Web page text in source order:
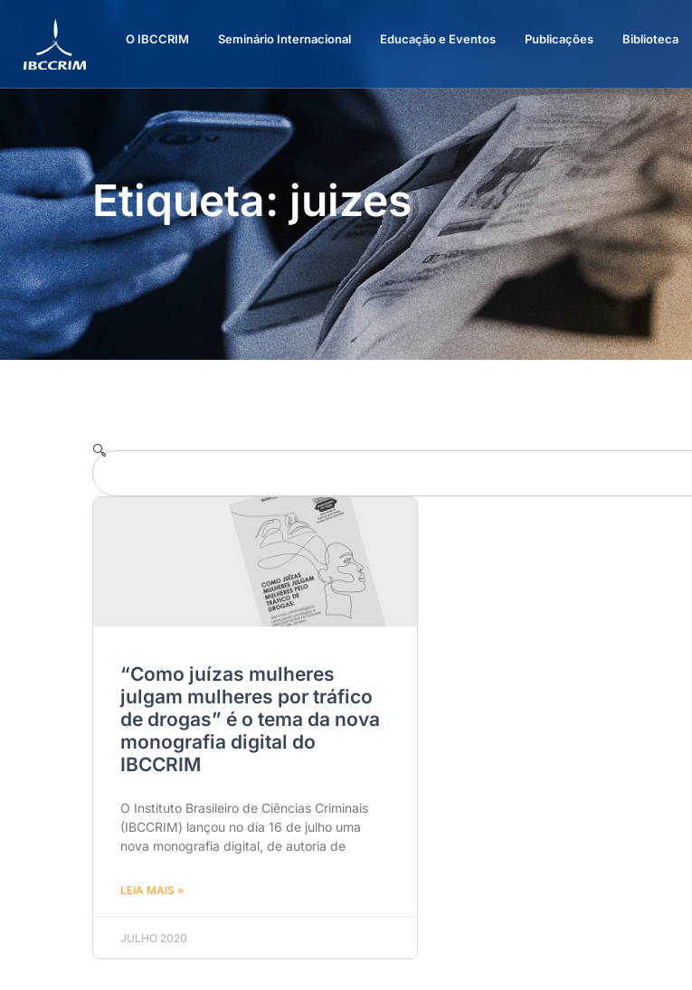
O IBCCRIM Seminário Internacional Educação e Eventos Publicações Biblioteca
Etiqueta: juizes
“Como juízas mulheres
julgam mulheres por tráfico
de drogas” é o tema da nova
monografia digital do
IBCCRIM
O Instituto Brasileiro de Ciências Criminais
(IBCCRIM) lançou no dia 16 de julho uma
nova monografia digital, de autoria de
LEIA MAIS »
JULHO 2020